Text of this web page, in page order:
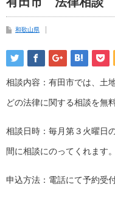
和歌山県
相談内容：有田市では、土
どの法律に関する相談を無
相談日時：毎月第３火曜日
間に相談にのってくれます。
申込方法：電話にて予約受